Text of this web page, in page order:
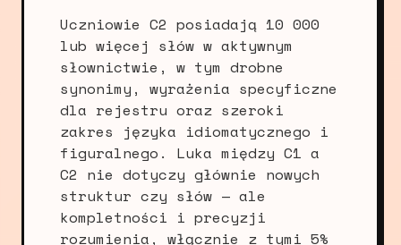
Uczniowie C2 posiadają 10 000
lub więcej słów w aktywnym
słownictwie, w tym drobne
synonimy, wyrażenia specyficzne
dla rejestru oraz szeroki
zakres języka idiomatycznego i
figuralnego. Luka między C1 a
C2 nie dotyczy głównie nowych
struktur czy słów — ale
kompletności i precyzji
rozumienia, włącznie z tymi 5%